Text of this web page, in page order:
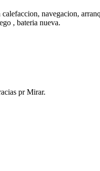
navegacion,
, bateria nueva.
pr Mirar.